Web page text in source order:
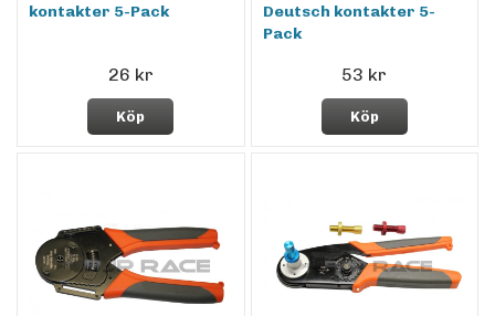
kontakter 5-Pack
26 kr
Köp
Deutsch kontakter 5-
Pack
53 kr
Köp